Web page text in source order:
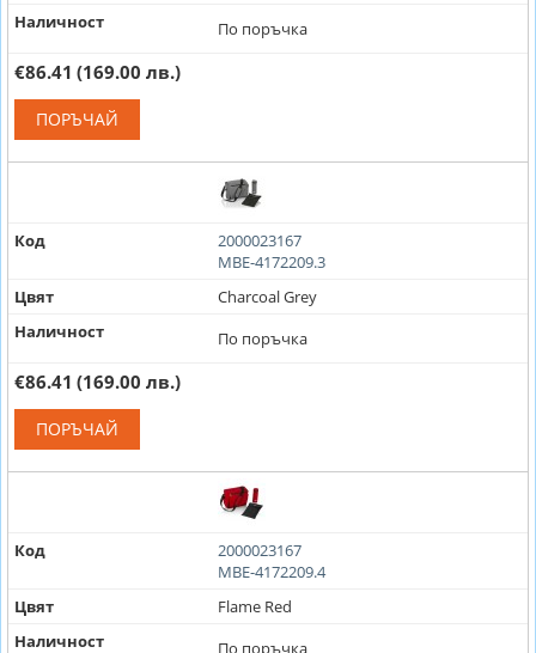
Наличност
По поръчка
€86.41 (169.00 лв.)
ПОРЪЧАЙ
Код
2000023167
MBE-4172209.3
Цвят
Charcoal Grey
Наличност
По поръчка
€86.41 (169.00 лв.)
ПОРЪЧАЙ
Код
2000023167
MBE-4172209.4
Цвят
Flame Red
Наличност
По поръчка